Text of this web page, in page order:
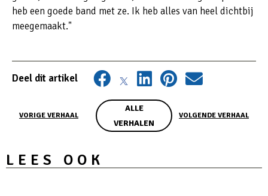
heb een goede band met ze. Ik heb alles van heel dichtbij
meegemaakt."
Deel dit artikel
VORIGE VERHAAL
ALLE
VERHALEN
VOLGENDE VERHAAL
LEES OOK